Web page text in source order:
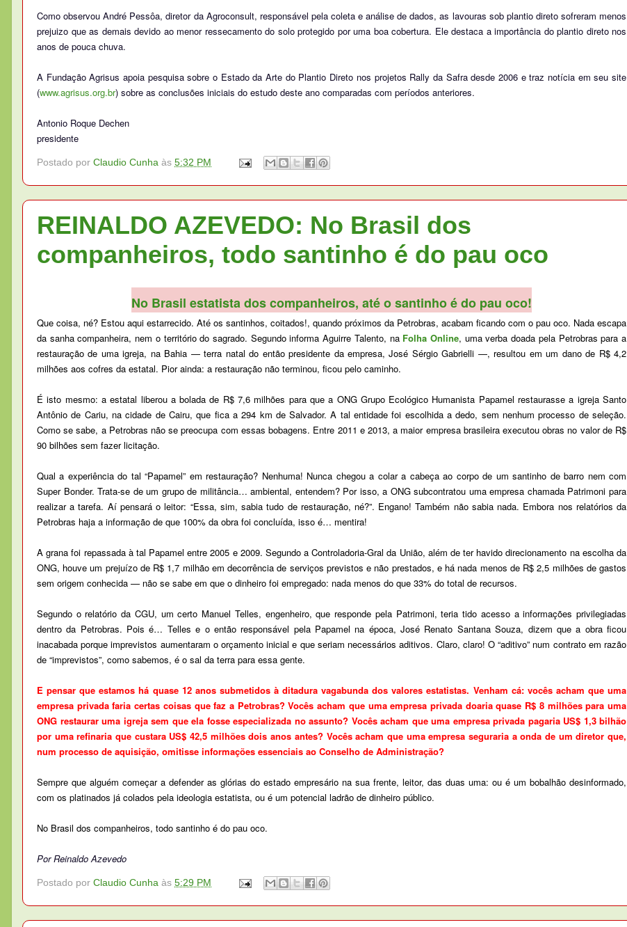
Como observou André Pessôa, diretor da Agroconsult, responsável pela coleta e análise de dados, as lavouras sob plantio direto sofreram menos
prejuizo que as demais devido ao menor ressecamento do solo protegido por uma boa cobertura. Ele destaca a importância do plantio direto nos
anos de pouca chuva.
A Fundação Agrisus apoia pesquisa sobre o Estado da Arte do Plantio Direto nos projetos Rally da Safra desde 2006 e traz notícia em seu site
(www.agrisus.org.br) sobre as conclusões iniciais do estudo deste ano comparadas com períodos anteriores.
Antonio Roque Dechen
presidente
Postado por Claudio Cunha às 5:32 PM
REINALDO AZEVEDO: No Brasil dos
companheiros, todo santinho é do pau oco
No Brasil estatista dos companheiros, até o santinho é do pau oco!
Que coisa, né? Estou aqui estarrecido. Até os santinhos, coitados!, quando próximos da Petrobras, acabam ficando com o pau oco. Nada escapa
da sanha companheira, nem o território do sagrado. Segundo informa Aguirre Talento, na Folha Online, uma verba doada pela Petrobras para a
restauração de uma igreja, na Bahia — terra natal do então presidente da empresa, José Sérgio Gabrielli —, resultou em um dano de R$ 4,2
milhões aos cofres da estatal. Pior ainda: a restauração não terminou, ficou pelo caminho.
É isto mesmo: a estatal liberou a bolada de R$ 7,6 milhões para que a ONG Grupo Ecológico Humanista Papamel restaurasse a igreja Santo
Antônio de Cariu, na cidade de Cairu, que fica a 294 km de Salvador. A tal entidade foi escolhida a dedo, sem nenhum processo de seleção.
Como se sabe, a Petrobras não se preocupa com essas bobagens. Entre 2011 e 2013, a maior empresa brasileira executou obras no valor de R$
90 bilhões sem fazer licitação.
Qual a experiência do tal “Papamel” em restauração? Nenhuma! Nunca chegou a colar a cabeça ao corpo de um santinho de barro nem com
Super Bonder. Trata-se de um grupo de militância… ambiental, entendem? Por isso, a ONG subcontratou uma empresa chamada Patrimoni para
realizar a tarefa. Aí pensará o leitor: “Essa, sim, sabia tudo de restauração, né?”. Engano! Também não sabia nada. Embora nos relatórios da
Petrobras haja a informação de que 100% da obra foi concluída, isso é… mentira!
A grana foi repassada à tal Papamel entre 2005 e 2009. Segundo a Controladoria-Gral da União, além de ter havido direcionamento na escolha da
ONG, houve um prejuízo de R$ 1,7 milhão em decorrência de serviços previstos e não prestados, e há nada menos de R$ 2,5 milhões de gastos
sem origem conhecida — não se sabe em que o dinheiro foi empregado: nada menos do que 33% do total de recursos.
Segundo o relatório da CGU, um certo Manuel Telles, engenheiro, que responde pela Patrimoni, teria tido acesso a informações privilegiadas
dentro da Petrobras. Pois é… Telles e o então responsável pela Papamel na época, José Renato Santana Souza, dizem que a obra ficou
inacabada porque imprevistos aumentaram o orçamento inicial e que seriam necessários aditivos. Claro, claro! O “aditivo” num contrato em razão
de “imprevistos”, como sabemos, é o sal da terra para essa gente.
E pensar que estamos há quase 12 anos submetidos à ditadura vagabunda dos valores estatistas. Venham cá: vocês acham que uma
empresa privada faria certas coisas que faz a Petrobras? Vocês acham que uma empresa privada doaria quase R$ 8 milhões para uma
ONG restaurar uma igreja sem que ela fosse especializada no assunto? Vocês acham que uma empresa privada pagaria US$ 1,3 bilhão
por uma refinaria que custara US$ 42,5 milhões dois anos antes? Vocês acham que uma empresa seguraria a onda de um diretor que,
num processo de aquisição, omitisse informações essenciais ao Conselho de Administração?
Sempre que alguém começar a defender as glórias do estado empresário na sua frente, leitor, das duas uma: ou é um bobalhão desinformado,
com os platinados já colados pela ideologia estatista, ou é um potencial ladrão de dinheiro público.
No Brasil dos companheiros, todo santinho é do pau oco.
Por Reinaldo Azevedo
Postado por Claudio Cunha às 5:29 PM